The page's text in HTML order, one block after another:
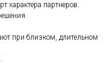
характера партнеров.
при близком, длительном